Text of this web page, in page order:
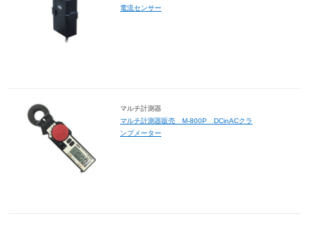
電流センサー
マルチ計測器
マルチ計測器販売 M-800P DCinACクラ
ンプメーター